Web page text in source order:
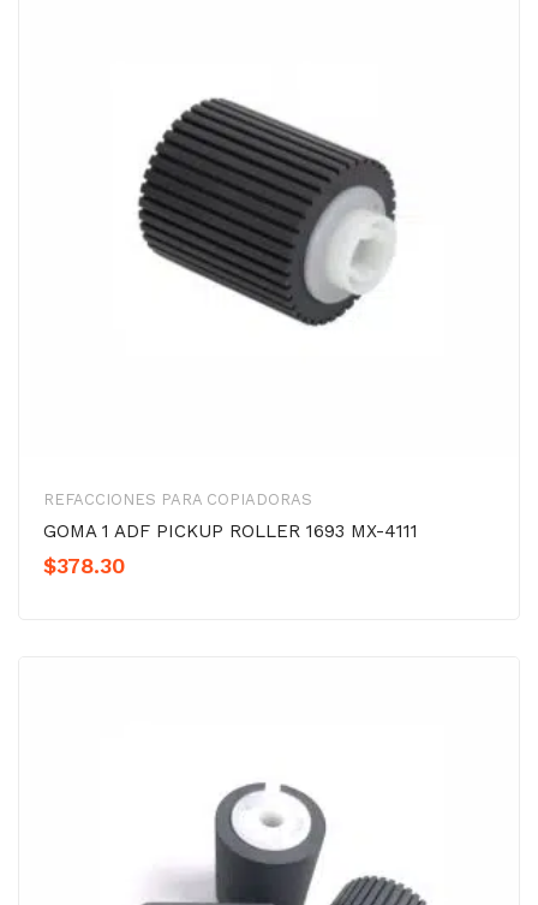
REFACCIONES PARA COPIADORAS
GOMA 1 ADF PICKUP ROLLER 1693 MX-4111
$378.30